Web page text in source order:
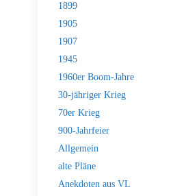
1899
1905
1907
1945
1960er Boom-Jahre
30-jähriger Krieg
70er Krieg
900-Jahrfeier
Allgemein
alte Pläne
Anekdoten aus VL